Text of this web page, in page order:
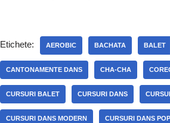
Etichete: AEROBIC BACHATA BALET
CANTONAMENTE DANS CHA-CHA
CURSURI BALET CURSURI DANS
CURSURI DANS MODERN CURSURI DANS